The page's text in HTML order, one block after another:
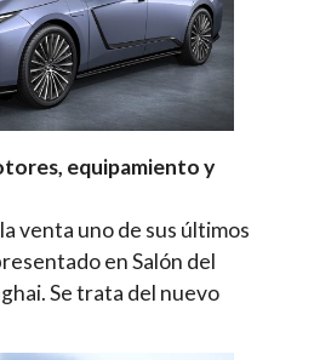
equipamiento y
venta uno de sus últimos
en Salón del
Se trata del nuevo